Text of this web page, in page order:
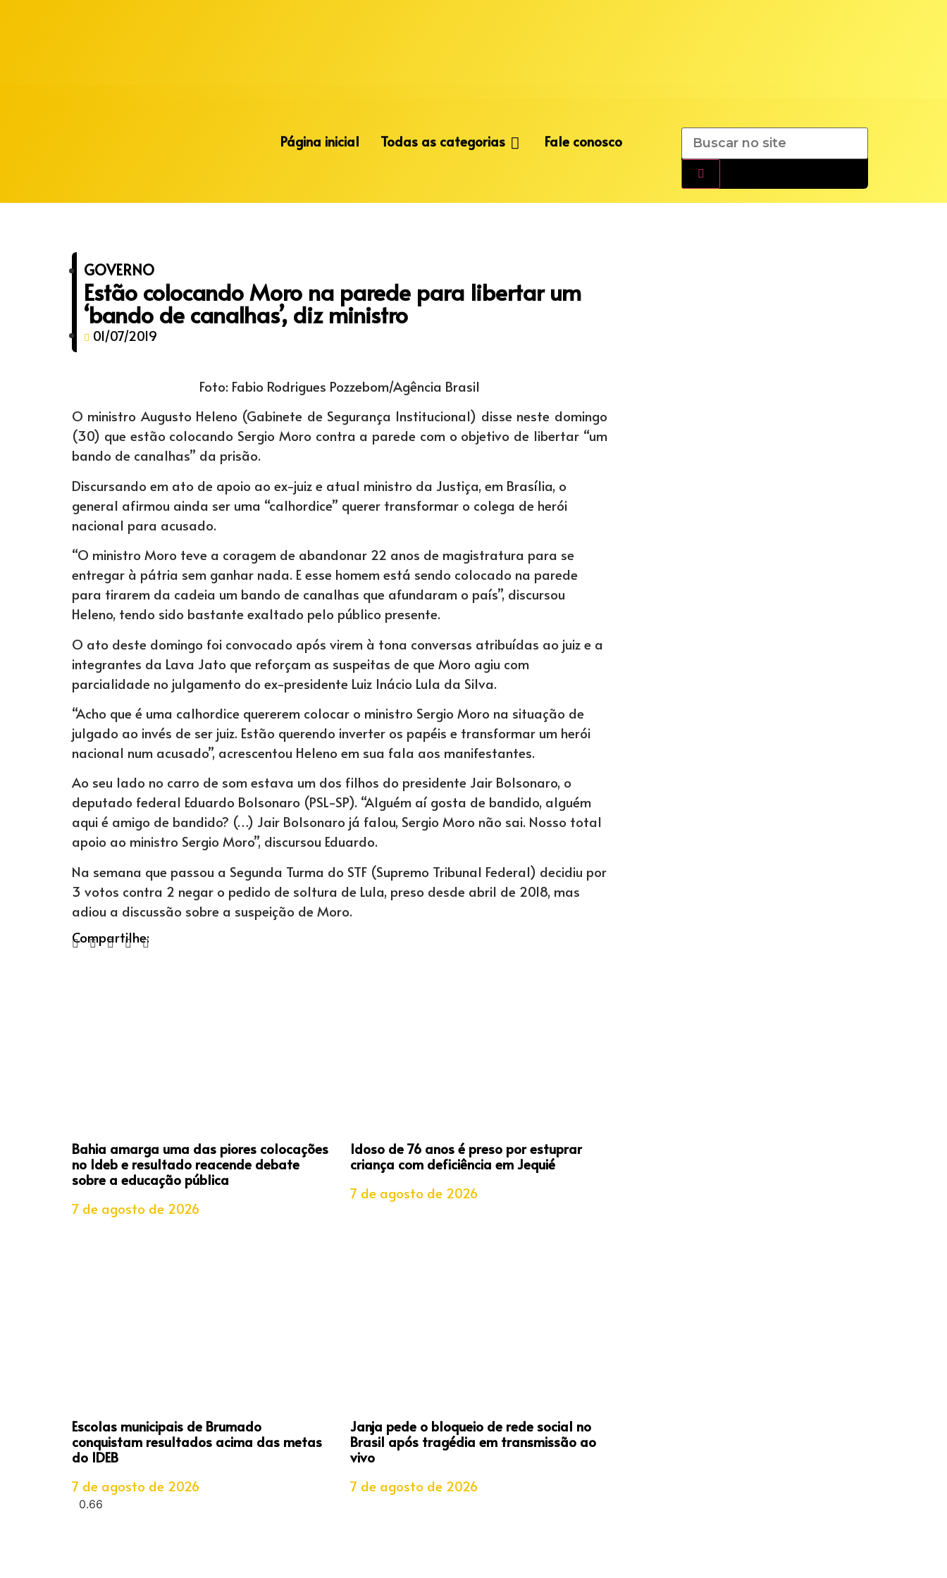
Página inicial Todas as categorias Fale conosco
GOVERNO
Estão colocando Moro na parede para libertar um
‘bando de canalhas’, diz ministro
01/07/2019
Foto: Fabio Rodrigues Pozzebom/Agência Brasil
O ministro Augusto Heleno (Gabinete de Segurança Institucional) disse neste domingo
(30) que estão colocando Sergio Moro contra a parede com o objetivo de libertar “um
bando de canalhas” da prisão.
Discursando em ato de apoio ao ex-juiz e atual ministro da Justiça, em Brasília, o
general afirmou ainda ser uma “calhordice” querer transformar o colega de herói
nacional para acusado.
“O ministro Moro teve a coragem de abandonar 22 anos de magistratura para se
entregar à pátria sem ganhar nada. E esse homem está sendo colocado na parede
para tirarem da cadeia um bando de canalhas que afundaram o país”, discursou
Heleno, tendo sido bastante exaltado pelo público presente.
O ato deste domingo foi convocado após virem à tona conversas atribuídas ao juiz e a
integrantes da Lava Jato que reforçam as suspeitas de que Moro agiu com
parcialidade no julgamento do ex-presidente Luiz Inácio Lula da Silva.
“Acho que é uma calhordice quererem colocar o ministro Sergio Moro na situação de
julgado ao invés de ser juiz. Estão querendo inverter os papéis e transformar um herói
nacional num acusado”, acrescentou Heleno em sua fala aos manifestantes.
Ao seu lado no carro de som estava um dos filhos do presidente Jair Bolsonaro, o
deputado federal Eduardo Bolsonaro (PSL-SP). “Alguém aí gosta de bandido, alguém
aqui é amigo de bandido? (…) Jair Bolsonaro já falou, Sergio Moro não sai. Nosso total
apoio ao ministro Sergio Moro”, discursou Eduardo.
Na semana que passou a Segunda Turma do STF (Supremo Tribunal Federal) decidiu por
3 votos contra 2 negar o pedido de soltura de Lula, preso desde abril de 2018, mas
adiou a discussão sobre a suspeição de Moro.
Compartilhe:
Bahia amarga uma das piores colocações
no Ideb e resultado reacende debate
sobre a educação pública
7 de agosto de 2026
Idoso de 76 anos é preso por estuprar
criança com deficiência em Jequié
7 de agosto de 2026
Escolas municipais de Brumado
conquistam resultados acima das metas
do IDEB
7 de agosto de 2026
Janja pede o bloqueio de rede social no
Brasil após tragédia em transmissão ao
vivo
7 de agosto de 2026